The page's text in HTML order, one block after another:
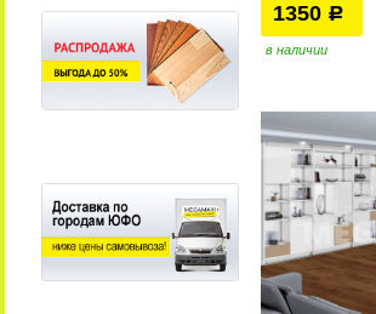
1350 р
уб.
в наличии